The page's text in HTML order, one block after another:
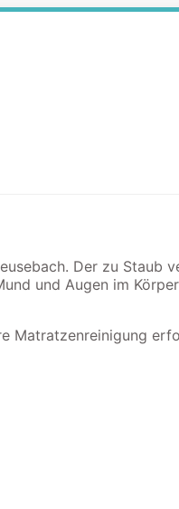
Der zu Staub
und Augen im
Matratzenreinigung